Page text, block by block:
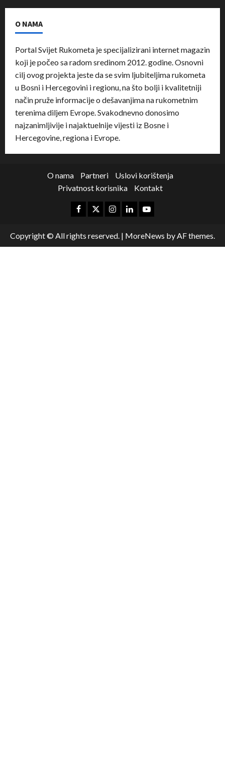
O NAMA
Portal Svijet Rukometa je specijalizirani internet magazin
koji je počeo sa radom sredinom 2012. godine. Osnovni
cilj ovog projekta jeste da se svim ljubiteljima rukometa
u Bosni i Hercegovini i regionu, na što bolji i kvalitetniji
način pruže informacije o dešavanjima na rukometnim
terenima diljem Evrope. Svakodnevno donosimo
najzanimljivije i najaktuelnije vijesti iz Bosne i
Hercegovine, regiona i Evrope.
O nama Partneri
Uslovi korištenja
Privatnost korisnika
Kontakt
Copyright © All rights reserved. | MoreNews by AF themes.